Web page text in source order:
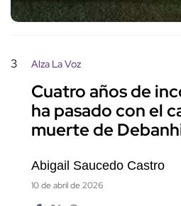
3 Alza La Voz
Cuatro años de
ha pasado con el
muerte de
Abigail Saucedo Castro
10 de abril de 2026